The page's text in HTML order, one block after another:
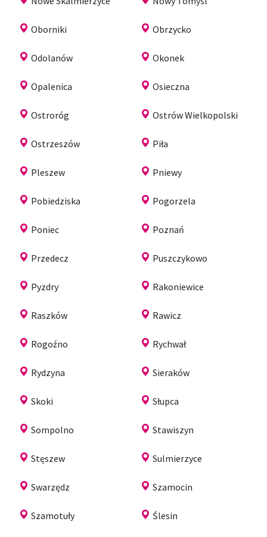
Oborniki Obrzycko
Odolanów Okonek
Opalenica Osieczna
Ostroróg Ostrów Wielkopolski
Ostrzeszów Piła
Pleszew Pniewy
Pobiedziska Pogorzela
Poniec Poznań
Przedecz Puszczykowo
Pyzdry Rakoniewice
Raszków Rawicz
Rogoźno Rychwał
Rydzyna Sieraków
Skoki Słupca
Sompolno Stawiszyn
Stęszew Sulmierzyce
Swarzędz Szamocin
Szamotuły Ślesin